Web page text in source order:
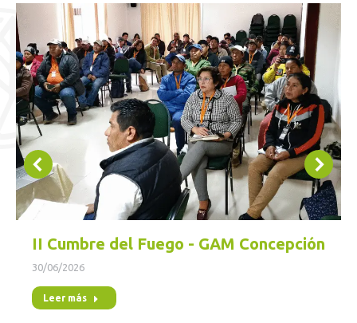
II Cumbre del Fuego - GAM Concepción
30/06/2026
Leer más